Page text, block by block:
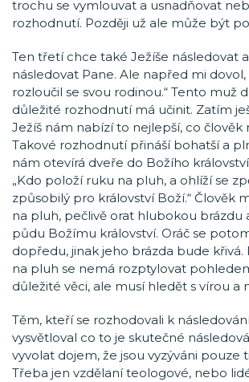
trochu se vymlouvat a usnadňovat
rozhodnutí. Později už ale může být
Ten třetí chce také Ježíše následovat
následovat Pane. Ale napřed mi dovol,
rozloučil se svou rodinou.“ Tento muž
důležité rozhodnutí má učinit. Zatím
Ježíš nám nabízí to nejlepší, co člověk
Takové rozhodnutí přináší bohatší a
nám otevírá dveře do Božího
„Kdo položí ruku na pluh, a ohlíží se
způsobilý pro království Boží.“ Člověk
na pluh, pečlivě orat hlubokou brázdu
půdu Božímu království. Oráč se
dopředu, jinak jeho brázda bude
na pluh se nemá rozptylovat
důležité věci, ale musí hledět s vírou a
Těm, kteří se rozhodovali k
vysvětloval co to je skutečné
vyvolat dojem, že jsou vyzýváni pouze
Třeba jen vzdělaní teologové, nebo